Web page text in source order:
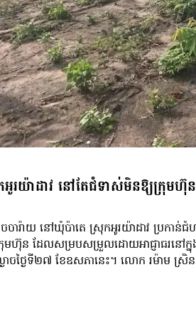
អូរយ៉ាដាវ នៅតែជំទាស់មិនឱ្យក្រុម
រ៉ាយ នៅឃុំប៉ាតេ ស្រុកអូរយ៉ាដាវ ប្រកាន់ជំ
ហ៊ុន ដែលសម្របសម្រួលដោយអាជ្ញាធរនៅក្នុ
ចថ្ងៃទី២៧ ខែឧសភានេះ។ លោក រម៉ាម ស្រិ
ពលរដ្ឋឱ្យទៅប្រជុំជាមួយភាគីក្រុមហ៊ុន ដោយ​